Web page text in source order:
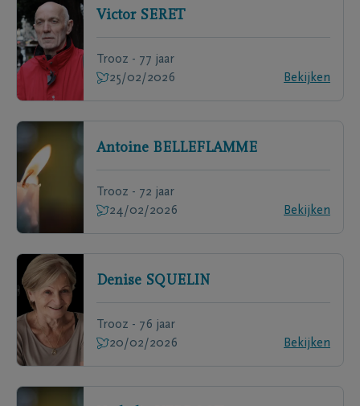
Victor SERET
Trooz - 77 jaar
25/02/2026
Bekijken
Antoine BELLEFLAMME
Trooz - 72 jaar
24/02/2026
Bekijken
Denise SQUELIN
Trooz - 76 jaar
20/02/2026
Bekijken